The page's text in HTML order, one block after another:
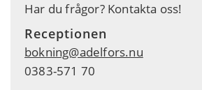
Har du frågor? Kontakta oss!
Receptionen
bokning@adelfors.nu
0383-571 70